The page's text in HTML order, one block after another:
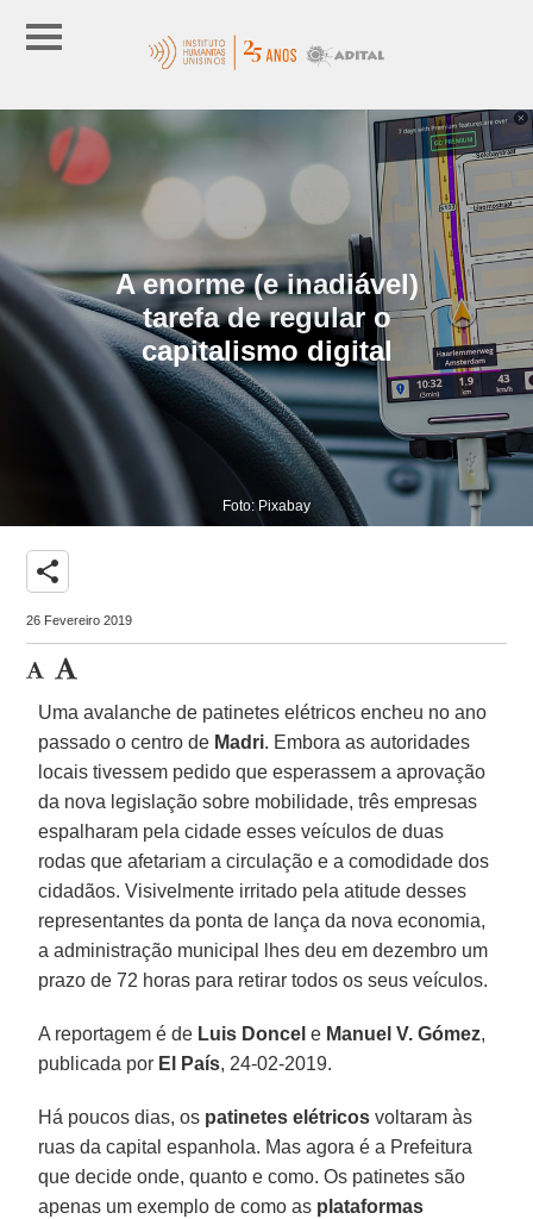
A enorme (e inadiável)
tarefa de regular o
capitalismo digital
Foto: Pixabay
share
26 Fevereiro 2019
Uma avalanche de patinetes elétricos encheu no ano
passado o centro de Madri. Embora as autoridades
locais tivessem pedido que esperassem a aprovação
da nova legislação sobre mobilidade, três empresas
espalharam pela cidade esses veículos de duas
rodas que afetariam a circulação e a comodidade dos
cidadãos. Visivelmente irritado pela atitude desses
representantes da ponta de lança da nova economia,
a administração municipal lhes deu em dezembro um
prazo de 72 horas para retirar todos os seus veículos.
A reportagem é de Luis Doncel e Manuel V. Gómez,
publicada por El País, 24-02-2019.
Há poucos dias, os patinetes elétricos voltaram às
ruas da capital espanhola. Mas agora é a Prefeitura
que decide onde, quanto e como. Os patinetes são
apenas um exemplo de como as plataformas